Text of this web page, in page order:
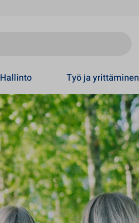
Hallinto Työ ja yrittäminen